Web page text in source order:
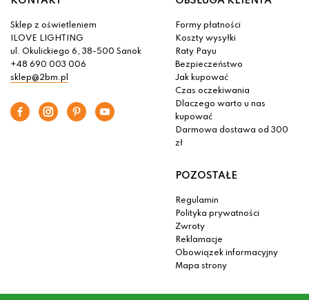
Sklep z oświetleniem
ILOVE LIGHTING
ul. Okulickiego 6, 38-500 Sanok
+48 690 003 006
sklep@2bm.pl
Formy płatności
Koszty wysyłki
Raty Payu
Bezpieczeństwo
Jak kupować
Czas oczekiwania
Dlaczego warto u nas
kupować
Darmowa dostawa od 300
zł
POZOSTAŁE
Regulamin
Polityka prywatności
Zwroty
Reklamacje
Obowiązek informacyjny
Mapa strony